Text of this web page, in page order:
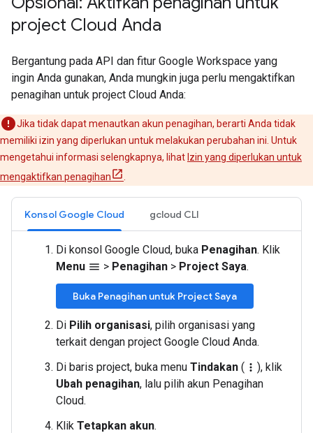
project Cloud Anda
Bergantung pada API dan fitur Google Workspace yang
ingin Anda gunakan, Anda mungkin juga perlu mengaktifkan
penagihan untuk project Cloud Anda:
Jika tidak dapat menautkan akun penagihan, berarti Anda tidak
memiliki izin yang diperlukan untuk melakukan perubahan ini. Untuk
mengetahui informasi selengkapnya, lihat Izin yang diperlukan untuk
mengaktifkan penagihan
Konsol Google Cloud gcloud CLI
Di konsol Google Cloud, buka Penagihan. Klik
Menu menu > Penagihan > Project Saya.
Buka Penagihan untuk Project Saya
Di Pilih organisasi, pilih organisasi yang
terkait dengan project Google Cloud Anda.
Di baris project, buka menu Tindakan ( more_vert ), klik
Ubah penagihan, lalu pilih akun Penagihan
Cloud.
Klik Tetapkan akun.